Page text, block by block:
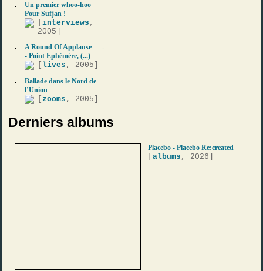
Un premier whoo-hoo
Pour Sufjan !
[interviews ,
2005]
A Round Of Applause — -
- Point Ephémère, (...)
lives , 2005]
Ballade dans le Nord de
l’Union
[zooms , 2005]
Derniers albums
Placebo - Placebo Re:created
[albums , 2026]